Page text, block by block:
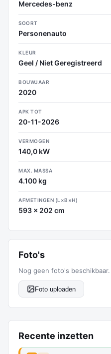
Mercedes-benz
SOORT
Personenauto
KLEUR
Geel / Niet Geregistreerd
BOUWJAAR
2020
APK TOT
20-11-2026
VERMOGEN
140,0 kW
MAX. MASSA
4.100 kg
AFMETINGEN (L×B×H)
593 x 202 cm
Foto's
Nog geen foto's beschikbaar.
Foto uploaden
Recente inzetten